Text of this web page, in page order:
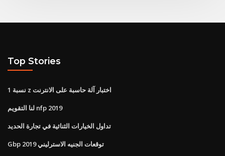
Top Stories
1 نسبة z اختبار آلة حاسبة على الانترنت
لنا التقويم nfp 2019
تداول الخيارات الثنائية في تجارة الحديد
Gbp توقعات الجنيه الاسترليني 2019